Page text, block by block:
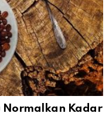
Normalkan Kadar